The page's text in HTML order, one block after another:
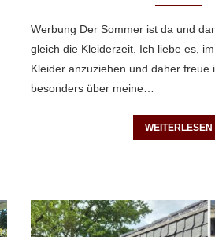
Werbung Der Sommer ist da und
gleich die Kleiderzeit. Ich liebe es,
Kleider anzuziehen und daher freue
besonders über meine…
WEITERLESEN